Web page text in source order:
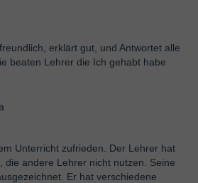
erklärt gut, und Antwortet alle
beaten Lehrer die Ich gehabt habe
Unterricht zufrieden. Der Lehrer hat
die andere Lehrer nicht nutzen. Seine
Er hat verschiedene